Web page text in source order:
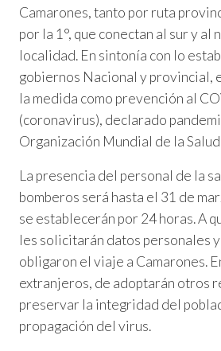
Camarones, tanto por ruta
por la 1°, que conectan al sur y al
localidad. En sintonía con lo
gobiernos Nacional y provincial,
la medida como prevención al
(coronavirus), declarado
Organización Mundial de la
La presencia del personal de la
bomberos será hasta el 31 de
se establecerán por 24 horas. A
les solicitarán datos personales
obligaron el viaje a Camarones.
extranjeros, de adoptarán otros
preservar la integridad del
propagación del virus.